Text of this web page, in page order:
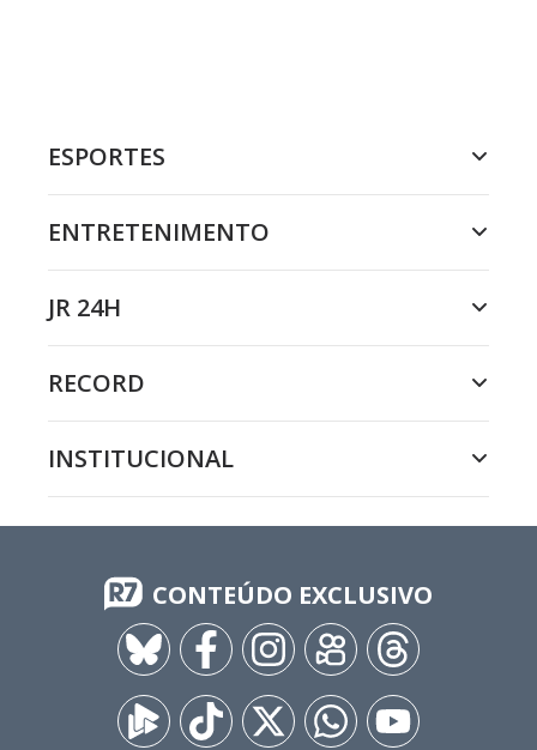
ESPORTES
ENTRETENIMENTO
JR 24H
RECORD
INSTITUCIONAL
CONTEÚDO EXCLUSIVO